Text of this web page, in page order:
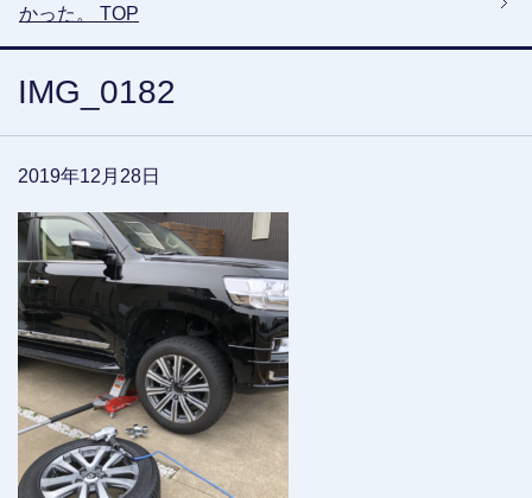
かった。
TOP
IMG_0182
2019年12月28日